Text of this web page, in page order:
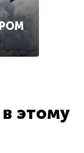
этому